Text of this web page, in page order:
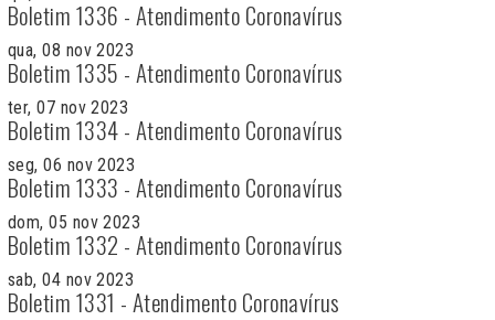
Boletim 1336 - Atendimento Coronavírus
qua, 08 nov 2023
Boletim 1335 - Atendimento Coronavírus
ter, 07 nov 2023
Boletim 1334 - Atendimento Coronavírus
seg, 06 nov 2023
Boletim 1333 - Atendimento Coronavírus
dom, 05 nov 2023
Boletim 1332 - Atendimento Coronavírus
sab, 04 nov 2023
Boletim 1331 - Atendimento Coronavírus